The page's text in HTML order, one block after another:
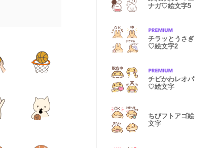
ナガ♡絵文字5
チラッとうさぎ
♡絵文字2
チビかわレオパ
♡絵文字
ちびフトアゴ絵
文字